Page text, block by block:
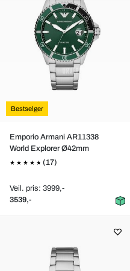
Bestselger
Emporio Armani AR11338
World Explorer Ø42mm
(17)
Veil. pris: 3999,-
3539,-